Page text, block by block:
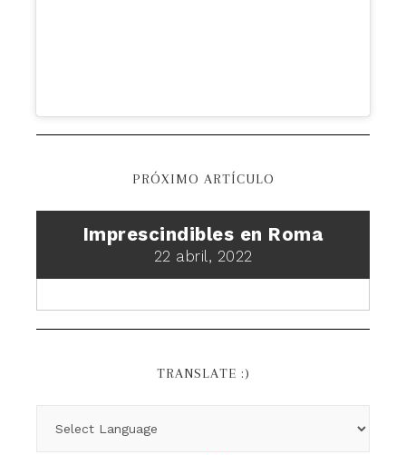
PRÓXIMO ARTÍCULO
Imprescindibles en Roma
22 abril, 2022
TRANSLATE :)